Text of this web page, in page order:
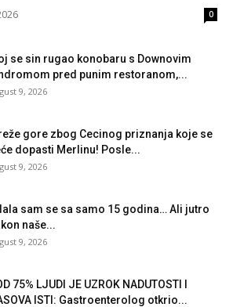
0
se sin rugao konobaru s Downovim
pred punim restoranom,...
9, 2026
gore zbog Cecinog priznanja koje se
dopasti Merlinu! Posle...
9, 2026
sam se sa samo 15 godina… Ali jutro
naše...
9, 2026
75% LJUDI JE UZROK NADUTOSTI I
ISTI: Gastroenterolog otkrio...